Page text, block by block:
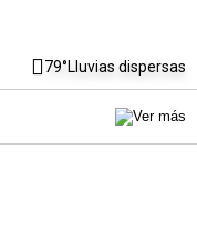
79°Lluvias dispersas